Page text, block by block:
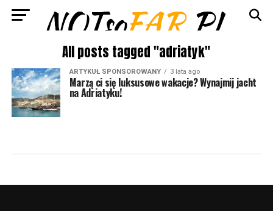
All posts tagged "adriatyk"
ARTYKUŁ SPONSOROWANY 3 lata ago
Marzą ci się luksusowe wakacje? Wynajmij jacht
na Adriatyku!